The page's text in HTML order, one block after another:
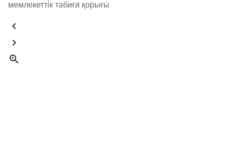
мемлекетті́к табиғи́ қорығы́


